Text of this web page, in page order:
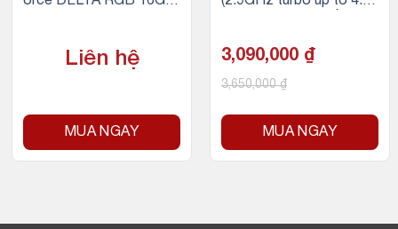
Liên hệ
MUA NGAY
et Intel LGA 1200
3,090,000 ₫
3,650,000₫
MUA NGAY